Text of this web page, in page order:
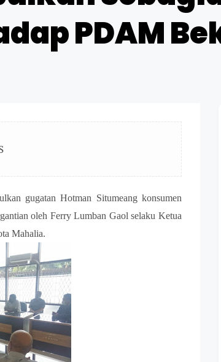
PDAM
gugatan Hotman Situmeang konsumen
oleh Ferry Lumban Gaol selaku Ketua
Mahalia.